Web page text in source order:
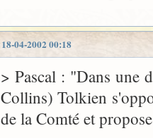
18-04-2002 00:18
> Pascal : "Dans une
Collins) Tolkien
de la Comté et